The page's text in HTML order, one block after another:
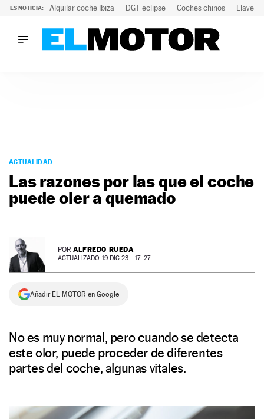
ES NOTICIA: Alquilar coche Ibiza DGT eclipse Coches chinos Llaves
PODCAST
MOTOS
TECNOLOGÍA
SUPERCOCHES
PREMIOS
SERVICIOS
ACTUALIDAD
Las razones por las que el coche
puede oler a quemado
POR ALFREDO RUEDA
ACTUALIZADO 19 DIC 23 - 17: 27
Añadir EL MOTOR en Google
No es muy normal, pero cuando se detecta
este olor, puede proceder de diferentes
partes del coche, algunas vitales.